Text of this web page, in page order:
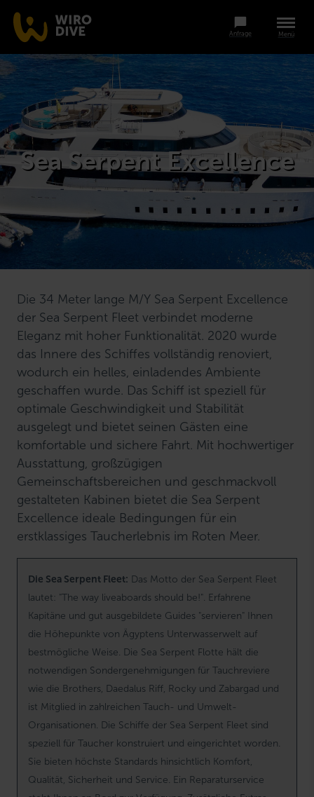
Menü
Anfrage
Sea Serpent Excellence
Die 34 Meter lange M/Y Sea Serpent Excellence
der Sea Serpent Fleet verbindet moderne
Eleganz mit hoher Funktionalität. 2020 wurde
das Innere des Schiffes vollständig renoviert,
wodurch ein helles, einladendes Ambiente
geschaffen wurde. Das Schiff ist speziell für
optimale Geschwindigkeit und Stabilität
ausgelegt und bietet seinen Gästen eine
komfortable und sichere Fahrt. Mit hochwertiger
Ausstattung, großzügigen
Gemeinschaftsbereichen und geschmackvoll
gestalteten Kabinen bietet die Sea Serpent
Excellence ideale Bedingungen für ein
erstklassiges Taucherlebnis im Roten Meer.
Die Sea Serpent Fleet: Das Motto der Sea Serpent Fleet
lautet: "The way liveaboards should be!". Erfahrene
Kapitäne und gut ausgebildete Guides "servieren" Ihnen
die Höhepunkte von Ägyptens Unterwasserwelt auf
bestmögliche Weise. Die Sea Serpent Flotte hält die
notwendigen Sondergenehmigungen für Tauchreviere
wie die Brothers, Daedalus Riff, Rocky und Zabargad und
ist Mitglied in zahlreichen Tauch- und Umwelt-
Organisationen. Die Schiffe der Sea Serpent Fleet sind
speziell für Taucher konstruiert und eingerichtet worden.
Sie bieten höchste Standards hinsichtlich Komfort,
Qualität, Sicherheit und Service. Ein Reparaturservice